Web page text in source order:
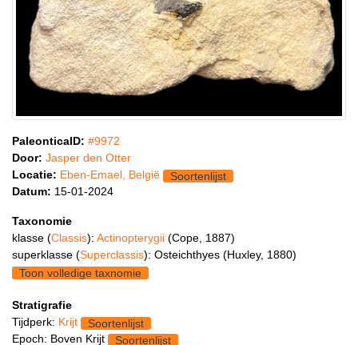
PaleonticaID: #9972
Door: Jasper den Otter
Locatie: Eben-Emael, België
Soortenlijst
Datum: 15-01-2024
Taxonomie
klasse (Classis): Actinopterygii (Cope, 1887)
superklasse (Superclassis): Osteichthyes (Huxley, 1880)
Toon volledige taxnomie
Stratigrafie
Tijdperk: Krijt
Soortenlijst
Epoch: Boven Krijt
Soortenlijst